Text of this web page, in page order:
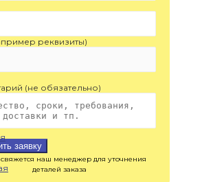
реквизиты)
(не обязательно)
заявку
наш менеджер для уточнения
деталей заказа